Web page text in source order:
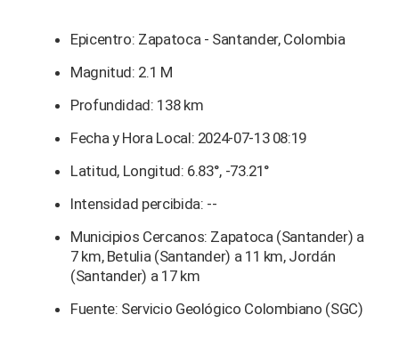
Epicentro: Zapatoca - Santander, Colombia
Magnitud: 2.1 M
Profundidad: 138 km
Fecha y Hora Local: 2024-07-13 08:19
Latitud, Longitud: 6.83°, -73.21°
Intensidad percibida: --
Municipios Cercanos: Zapatoca (Santander) a
7 km, Betulia (Santander) a 11 km, Jordán
(Santander) a 17 km
Fuente: Servicio Geológico Colombiano (SGC)